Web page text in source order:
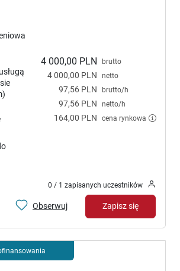
4 000,00 PLN brutto
4 000,00 PLN netto
97,56 PLN brutto/h
97,56 PLN netto/h
164,00 PLN cena rynkowa
0 / 1 zapisanych uczestników
Obserwuj Zapisz się